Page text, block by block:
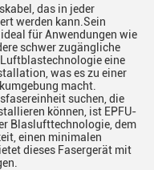
das in jeder
werden kann.Sein
für Anwendungen wie
schwer zugängliche
eine
was es zu einer
macht.
suchen, die
können, ist EPFU-
Blaslufttechnologie, dem
einen minimalen
dieses Fasergerät mit